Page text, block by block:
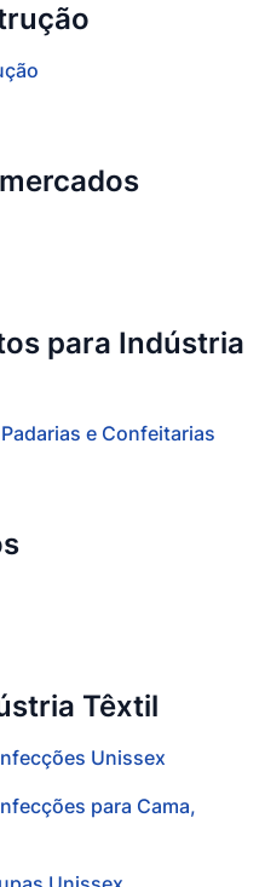
para Indústria
e Confeitarias
Têxtil
Unissex
para Cama,